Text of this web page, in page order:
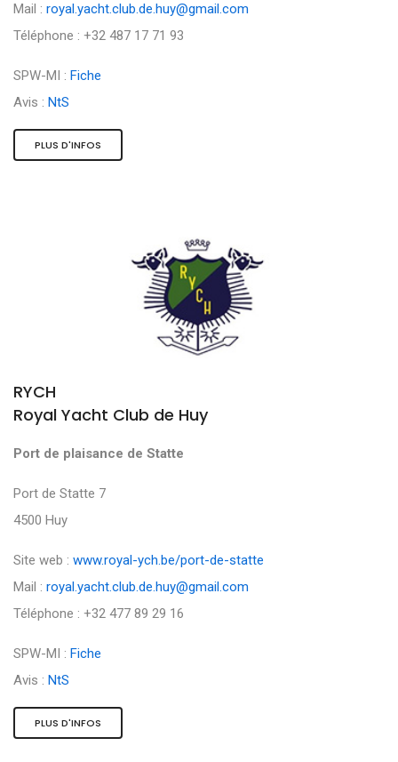
Mail : royal.yacht.club.de.huy@gmail.com
Téléphone : +32 487 17 71 93
SPW-MI : Fiche
Avis : NtS
PLUS D'INFOS
RYCH
Royal Yacht Club de Huy
Port de plaisance de Statte
Port de Statte 7
4500 Huy
Site web : www.royal-ych.be/port-de-statte
Mail : royal.yacht.club.de.huy@gmail.com
Téléphone : +32 477 89 29 16
SPW-MI : Fiche
Avis : NtS
PLUS D'INFOS